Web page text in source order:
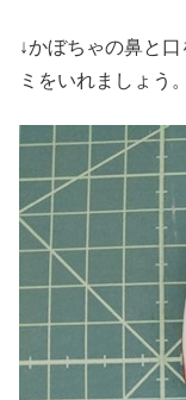
↓かぼちゃの鼻と
ミをいれましょう。